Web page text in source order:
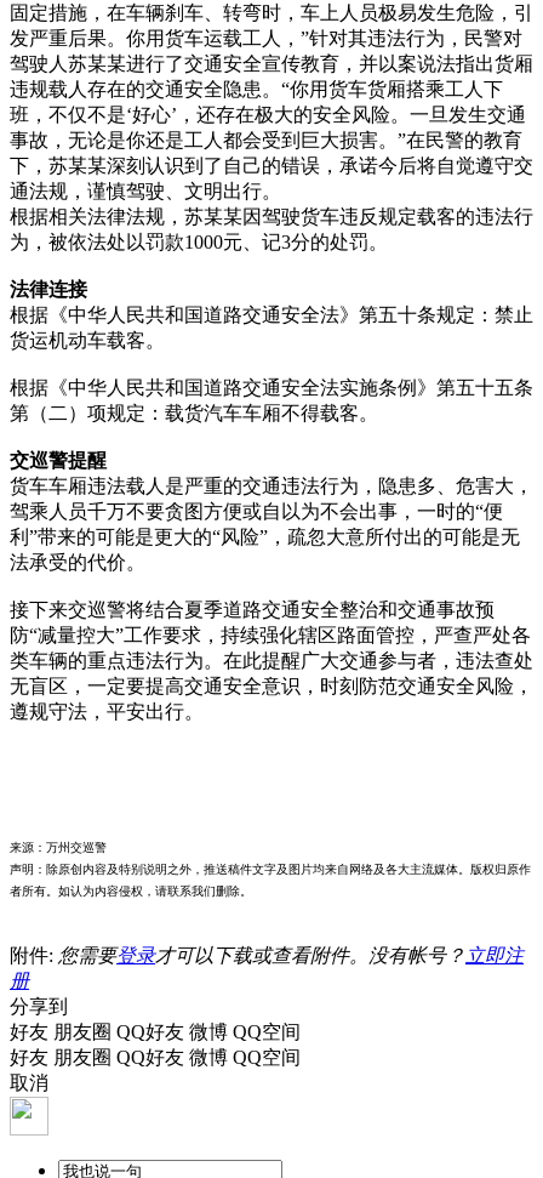
固定措施，在车辆刹车、转弯时，车上人员极易发生危险，引
发严重后果。你用货车运载工人，”针对其违法行为，民警对
驾驶人苏某某进行了交通安全宣传教育，并以案说法指出货厢
违规载人存在的交通安全隐患。“你用货车货厢搭乘工人下
班，不仅不是‘好心’，还存在极大的安全风险。一旦发生交通
事故，无论是你还是工人都会受到巨大损害。”在民警的教育
下，苏某某深刻认识到了自己的错误，承诺今后将自觉遵守交
通法规，谨慎驾驶、文明出行。
根据相关法律法规，苏某某因驾驶货车违反规定载客的违法行
为，被依法处以罚款1000元、记3分的处罚。
法律连接
根据《中华人民共和国道路交通安全法》第五十条规定：禁止
货运机动车载客。
根据《中华人民共和国道路交通安全法实施条例》第五十五条
第（二）项规定：载货汽车车厢不得载客。
交巡警提醒
货车车厢违法载人是严重的交通违法行为，隐患多、危害大，
驾乘人员千万不要贪图方便或自以为不会出事，一时的“便
利”带来的可能是更大的“风险”，疏忽大意所付出的可能是无
法承受的代价。
接下来交巡警将结合夏季道路交通安全整治和交通事故预
防“减量控大”工作要求，持续强化辖区路面管控，严查严处各
类车辆的重点违法行为。在此提醒广大交通参与者，违法查处
无盲区，一定要提高交通安全意识，时刻防范交通安全风险，
遵规守法，平安出行。
来源：万州交巡警
声明：除原创内容及特别说明之外，推送稿件文字及图片均来自网络及各大主流媒体。版权归原作
者所有。如认为内容侵权，请联系我们删除。
附件: 您需要登录才可以下载或查看附件。没有帐号？ 立即注
册
分享到
好友 朋友圈 QQ好友 微博 QQ空间
好友 朋友圈 QQ好友 微博 QQ空间
取消